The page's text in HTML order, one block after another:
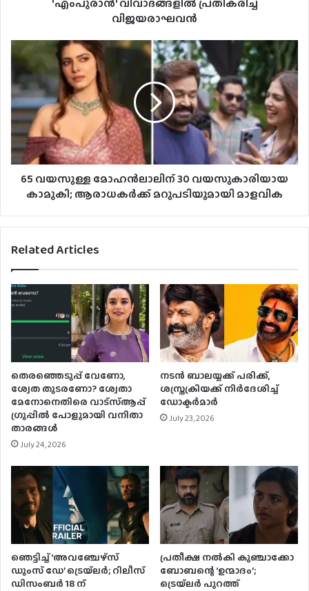
'എംപുരാൻ' വിവാദങ്ങളിൽ പ്രതികരിച്ച്
വിജയരാഘവൻ
65 വയസുള്ള മോഹന്‍ലാലിന് 30 വയസുകാരിയായ
കാമുകി; ആരാധകര്‍ക്ക് മറുപടിയുമായി മാളവിക
Related Articles
തെരഞ്ഞെടുപ്പ് വേണോ,
ശ്വേത തുടരണോ? ശ്വേതാ
മേനോനെതിരെ വാട്സ്ആപ്പ്
ഗ്രൂപ്പില്‍ പോളുമായി വനിതാ
താരങ്ങള്‍
July 24, 2026
നടന്‍ ബാലയ്യക്ക് പരിക്ക്,
ശസ്ത്രക്രിയക്ക് നിര്‍ദേശിച്ച്
ഡോക്ടര്‍മാര്‍
July 23, 2026
ഞെട്ടിച്ച് ‘അവഞ്ചേഴ്‌സ്
ഡൂംസ്‌ ഡേ’ ട്രെയ്‌ലർ; റിലീസ്
ഡിസംബർ 18 ന്
പ്രതീക്ഷ നൽകി കുഞ്ചാക്കോ
ബോബന്റെ ‘ഉന്മാദം’;
ട്രെയ്‌ലർ പുറത്ത്